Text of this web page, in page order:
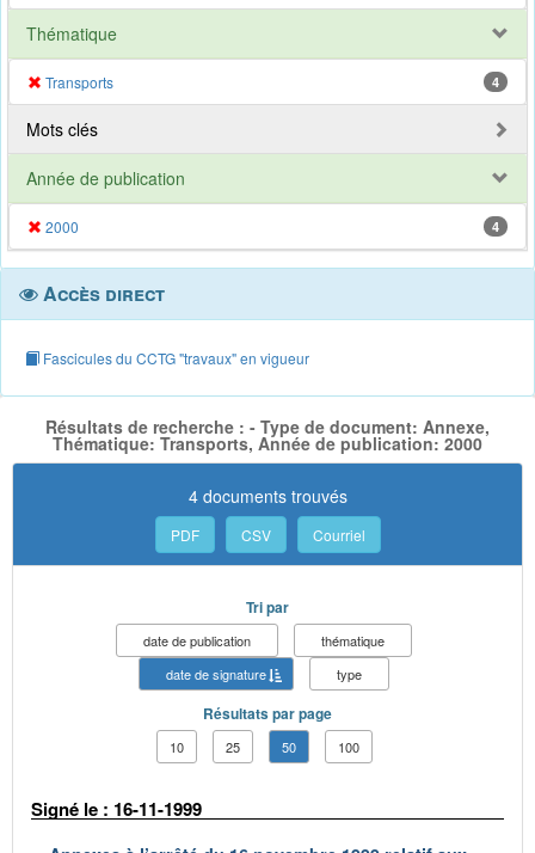
Thématique
Transports 4
Mots clés
Année de publication
2000 4
Accès direct
Fascicules du CCTG "travaux" en vigueur
Résultats de recherche : - Type de document: Annexe,
Thématique: Transports, Année de publication: 2000
4 documents trouvés
PDF CSV Courriel
Tri par
date de publication
thématique
date de signature
type
Résultats par page
10 25 50 100
Signé le : 16-11-1999